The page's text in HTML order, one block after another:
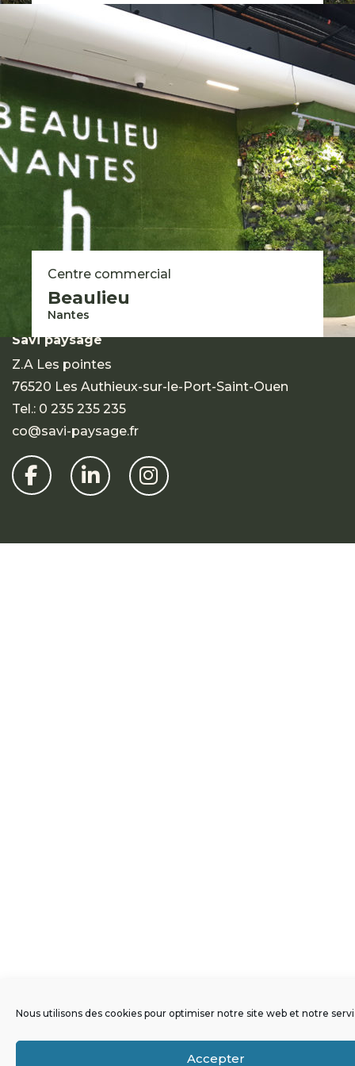
Nous utilisons des cookies pour optimiser notre site web et notre
Accepter
Centre commercial
Beaulieu
Nantes
Savi
Qui sommes-nous ?
Notre vision et nos valeurs
Nos savoir-faire
Nos engagements
Nos solutions pour les particuliers
Nous rejoindre
Groupe Savi 2026 © - Mentions légales
Réalisations
Contact
Savi paysage
Z.A Les pointes
76520 Les Authieux-sur-le-Port-Saint-Ouen
Tel.: 0 235 235 235
co@savi-paysage.fr